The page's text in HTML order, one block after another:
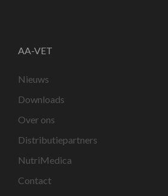
AA-VET
Nieuws
Downloads
Over ons
Distributiepartners
NutriMedica
Contact